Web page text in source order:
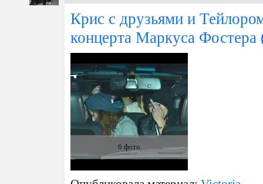
Крис с друзьями и
концерта Маркуса Фостера
6 фото